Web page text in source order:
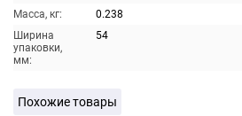
Масса, кг:
0.238
Ширина
упаковки,
мм:
54
Похожие товары